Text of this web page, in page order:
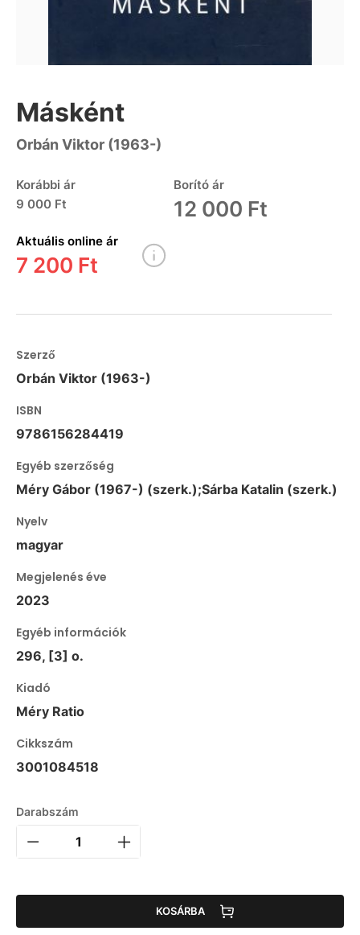
Másként
Orbán Viktor (1963-)
Korábbi ár
9 000 Ft
Borító ár
12 000 Ft
Aktuális online ár
7 200 Ft
Szerző
Orbán Viktor (1963-)
ISBN
9786156284419
Egyéb szerzőség
Méry Gábor (1967-) (szerk.);Sárba Katalin (szerk.)
Nyelv
magyar
Megjelenés éve
2023
Egyéb információk
296, [3] o.
Kiadó
Méry Ratio
Cikkszám
3001084518
Darabszám
KOSÁRBA